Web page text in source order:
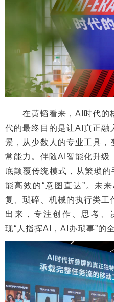
在黄韬看来，AI时代的
代的最终目的是让AI真正融
景，从少数人的专业工具，
常能力。伴随AI智能化升级
底颠覆传统模式，从繁琐的
能高效的“意图直达”。未
复、琐碎、机械的执行类工
出来，专注创作、思考、
现“人指挥AI，AI办琐事”的